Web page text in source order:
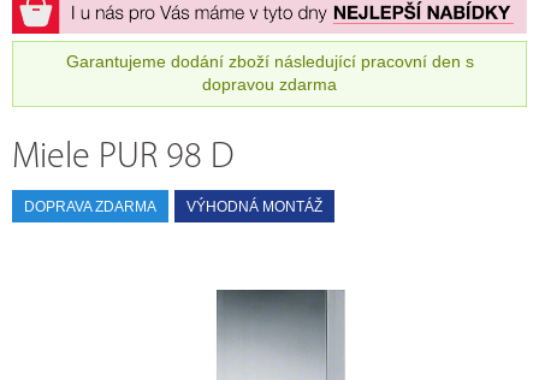
Garantujeme dodání zboží následující pracovní den s
dopravou zdarma
Miele PUR 98 D
DOPRAVA ZDARMA VÝHODNÁ MONTÁŽ